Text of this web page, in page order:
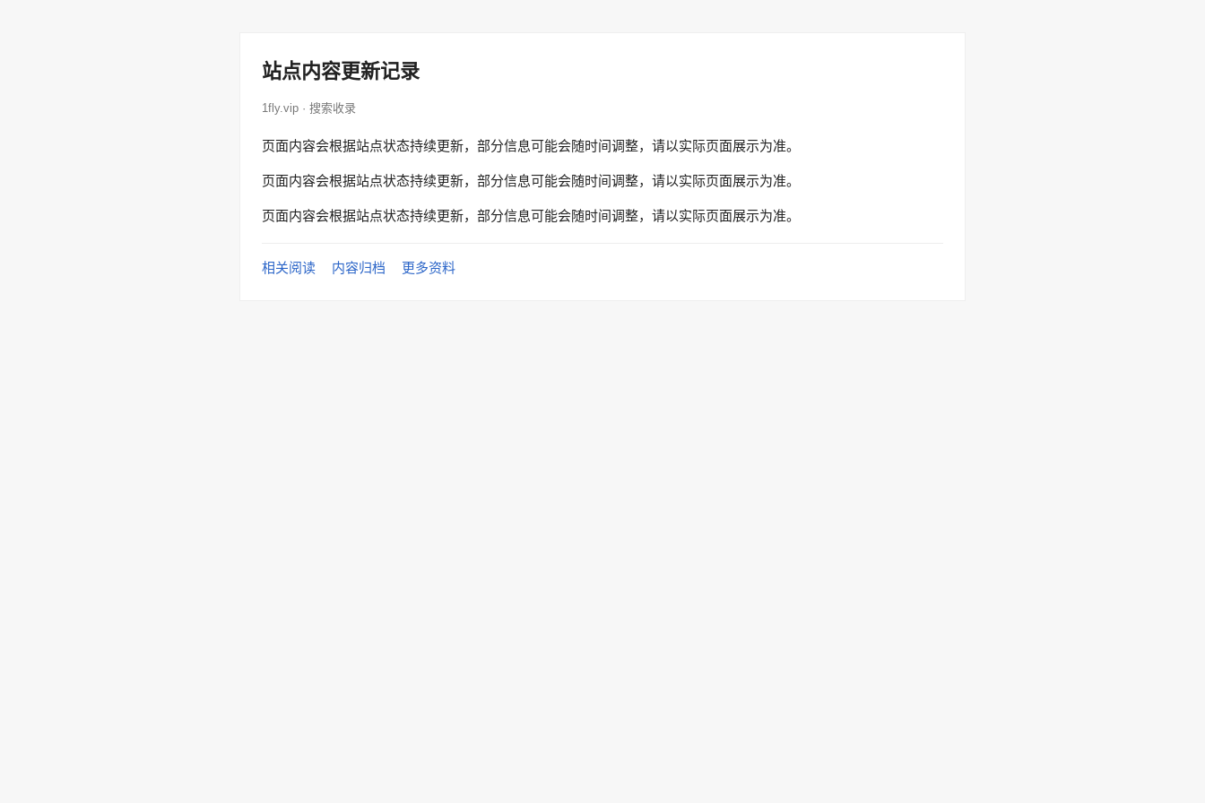
站点内容更新记录
1fly.vip · 搜索收录
页面内容会根据站点状态持续更新，部分信息可能会随时间调整，请以实际页面展示为准。
页面内容会根据站点状态持续更新，部分信息可能会随时间调整，请以实际页面展示为准。
页面内容会根据站点状态持续更新，部分信息可能会随时间调整，请以实际页面展示为准。
相关阅读 内容归档 更多资料